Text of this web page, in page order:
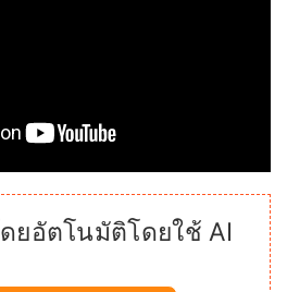
ยอัตโนมัติโดยใช้ AI